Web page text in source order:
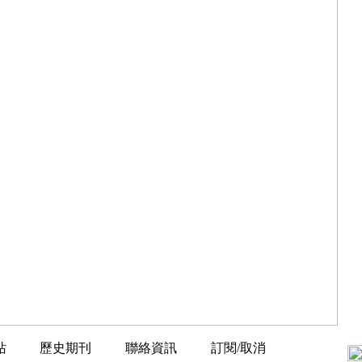
歷史期刊 聯絡資訊 訂閱/取消